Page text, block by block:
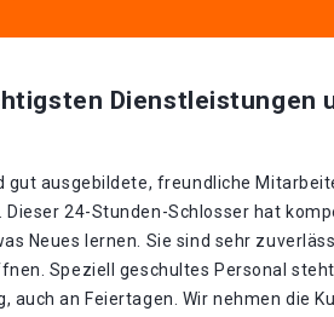
Dienstleistungen
gut ausgebildete, freundliche
Dieser 24-Stunden-Schlosser hat
Neues lernen. Sie sind sehr
Speziell geschultes Personal
auch an Feiertagen. Wir nehmen die